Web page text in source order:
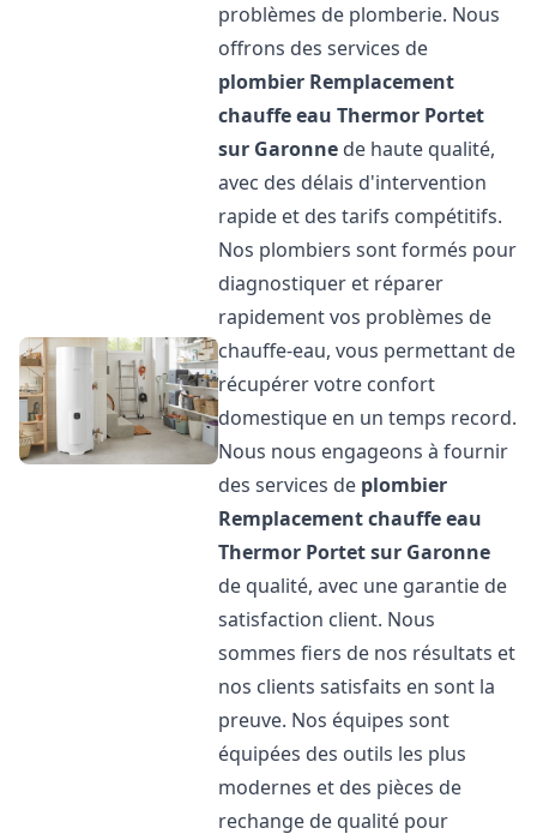
problèmes de plomberie. Nous
offrons des services de
plombier Remplacement
chauffe eau Thermor Portet
sur Garonne de haute qualité,
avec des délais d'intervention
rapide et des tarifs compétitifs.
Nos plombiers sont formés pour
diagnostiquer et réparer
rapidement vos problèmes de
chauffe-eau, vous permettant de
récupérer votre confort
domestique en un temps record.
Nous nous engageons à fournir
des services de plombier
Remplacement chauffe eau
Thermor Portet sur Garonne
de qualité, avec une garantie de
satisfaction client. Nous
sommes fiers de nos résultats et
nos clients satisfaits en sont la
preuve. Nos équipes sont
équipées des outils les plus
modernes et des pièces de
rechange de qualité pour